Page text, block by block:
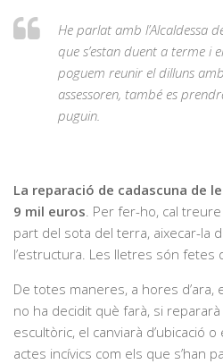
He parlat amb l’Alcaldessa
que s’estan duent a terme i
poguem reunir el dilluns
assessoren, també es
puguin.
La reparació de cadascuna de
9 mil euros . Per fer-ho, cal
part del sota del terra, aixecar-la
l’estructura. Les lletres són fetes
De totes maneres, a hores d’ara,
no ha decidit què farà, si
escultòric, el canviarà d’ubicació
actes incívics com els que s’han